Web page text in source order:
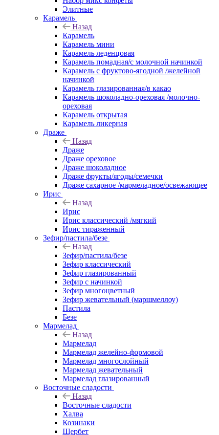
Элитные
Карамель
Назад
Карамель
Карамель мини
Карамель леденцовая
Карамель помадная/с молочной начинкой
Карамель с фруктово-ягодной /желейной
начинкой
Карамель глазированная/в какао
Карамель шоколадно-ореховая /молочно-
ореховая
Карамель открытая
Карамель ликерная
Драже
Назад
Драже
Драже ореховое
Драже шоколадное
Драже фрукты/ягоды/семечки
Драже сахарное /мармеладное/освежающее
Ирис
Назад
Ирис
Ирис классический /мягкий
Ирис тираженный
Зефир/пастила/безе
Назад
Зефир/пастила/безе
Зефир классический
Зефир глазированный
Зефир с начинкой
Зефир многоцветный
Зефир жевательный (маршмеллоу)
Пастила
Безе
Мармелад
Назад
Мармелад
Мармелад желейно-формовой
Мармелад многослойный
Мармелад жевательный
Мармелад глазированный
Восточные сладости
Назад
Восточные сладости
Халва
Козинаки
Щербет